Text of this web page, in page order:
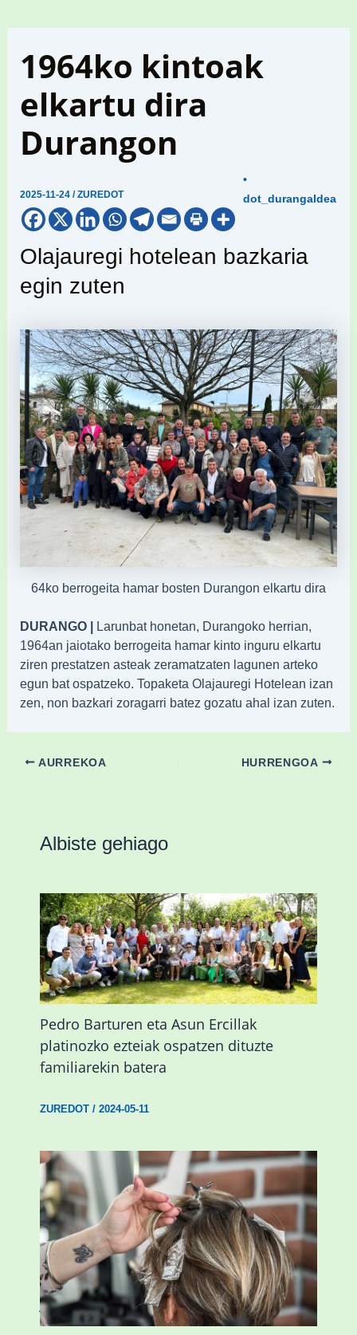
1964ko kintoak
elkartu dira
Durangon
2025-11-24/ZUREDOT
•
dot_durangaldea
Olajauregi hotelean bazkaria
egin zuten
64ko berrogeita hamar bosten Durangon elkartu dira
DURANGO | Larunbat honetan, Durangoko herrian,
1964an jaiotako berrogeita hamar kinto inguru elkartu
ziren prestatzen asteak zeramatzaten lagunen arteko
egun bat ospatzeko. Topaketa Olajauregi Hotelean izan
zen, non bazkari zoragarri batez gozatu ahal izan zuten.
AURREKOA HURRENGOA
Albiste gehiago
Pedro Barturen eta Asun Ercillak
platinozko ezteiak ospatzen dituzte
familiarekin batera
ZUREDOT/ 2024-05-11
Abadiñoko ile-apaindegi batean berehala
jartzeko ile-apaintzaile bila